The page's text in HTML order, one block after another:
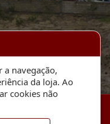
comercio eletronico.
navegação,
da loja. Ao
cookies não